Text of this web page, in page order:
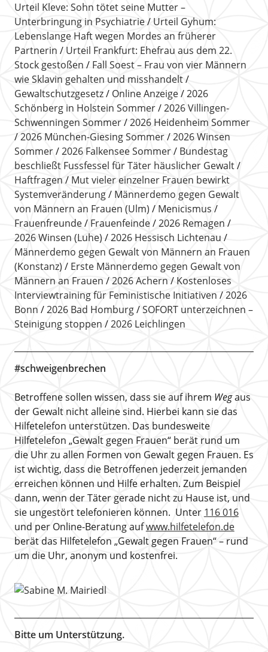
Urteil Kleve: Sohn tötet seine Mutter –
Unterbringung in Psychiatrie
Urteil Gyhum:
Lebenslange Haft wegen Mordes an früherer
Partnerin
Urteil Frankfurt: Ehefrau aus dem 22.
Stock gestoßen
Fall Soest – Frau von vier Männern
wie Sklavin gehalten und misshandelt
Gewaltschutzgesetz
Online Anzeige
2026
Schönberg in Holstein Sommer
2026 Villingen-
Schwenningen Sommer
2026 Heidenheim Sommer
2026 München-Giesing Sommer
2026 Winsen
Sommer
2026 Falkensee Sommer
Bundestag
beschließt Fussfessel für Täter häuslicher Gewalt
Haftfragen
Mut vieler einzelner Frauen bewirkt
Systemveränderung
Männerdemo gegen Gewalt
von Männern an Frauen (Ulm)
Menicismus
Frauenfreunde
Frauenfeinde
2026 Remagen
2026 Winsen (Luhe)
2026 Hessisch Lichtenau
Männerdemo gegen Gewalt von Männern an Frauen
(Konstanz)
Erste Männerdemo gegen Gewalt von
Männern an Frauen
2026 Achern
Kostenloses
Interviewtraining für Feministische Initiativen
2026
Bonn
2026 Bad Homburg
SOFORT unterzeichnen –
Steinigung stoppen
2026 Leichlingen
#schweigenbrechen
Betroffene sollen wissen, dass sie auf ihrem Wegaus
der Gewalt nicht alleine sind. Hierbei kann sie das
Hilfetelefon unterstützen. Das bundesweite
Hilfetelefon „Gewalt gegen Frauen“ berät rund um
die Uhr zu allen Formen von Gewalt gegen Frauen. Es
ist wichtig, dass die Betroffenen jederzeit jemanden
erreichen können und Hilfe erhalten. Zum Beispiel
dann, wenn der Täter gerade nicht zu Hause ist, und
sie ungestört telefonieren können. Unter 116 016
und per Online-Beratung aufwww.hilfetelefon.de
berät das Hilfetelefon „Gewalt gegen Frauen“ – rund
um die Uhr, anonym und kostenfrei.
Bitte um Unterstützung.